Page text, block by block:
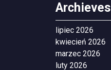
Archieves
lipiec 2026
kwiecień 2026
marzec 2026
luty 2026